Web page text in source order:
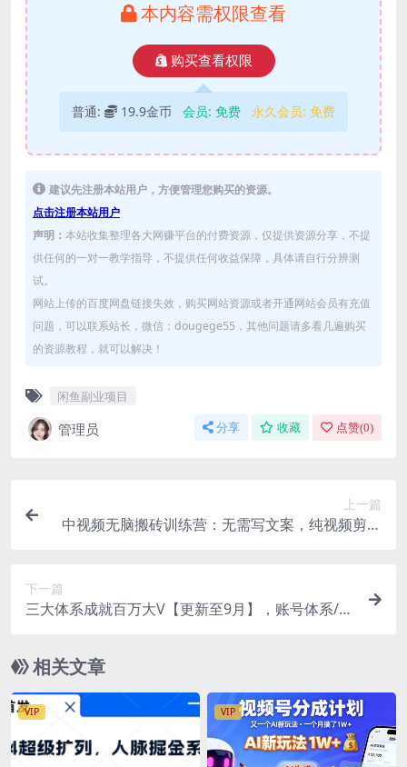
本内容需权限查看
购买查看权限
普通: 19.9金币 会员: 免费 永久会员: 免费
建议先注册本站用户，方便管理您购买的资源。
点击注册本站用户
声明： 本站收集整理各大网赚平台的付费资源，仅提供资源分享，不提
供任何的一对一教学指导，不提供任何收益保障，具体请自行分辨测
试。
网站上传的百度网盘链接失效，购买网站资源或者开通网站会员有充值
问题，可以联系站长，微信：dougege55，其他问题请多看几遍购买
的资源教程，就可以解决！
闲鱼副业项目
管理员 分享 收藏 点赞(0)
上一篇
中视频无脑搬砖训练营：无需写文案，纯视频剪辑
下一篇
三大体系成就百万大V【更新至9月】，账号体系/内
相关文章
VIP VIP